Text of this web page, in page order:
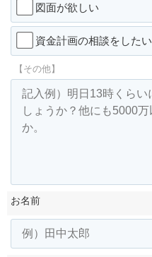
図面が欲しい
資金計画の相談をしたい
【その他】
お名前